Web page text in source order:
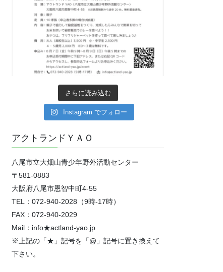
さらに読み込む
Instagram でフォロー
アクトランドＹＡＯ
八尾市立大畑山青少年野外活動センター
〒581-0883
大阪府八尾市恩智中町4‐55
TEL：072-940-2028（9時-17時）
FAX：072-940-2029
Mail：info★actland-yao.jp
※上記の「★」記号を「@」記号に置き換えて
下さい。